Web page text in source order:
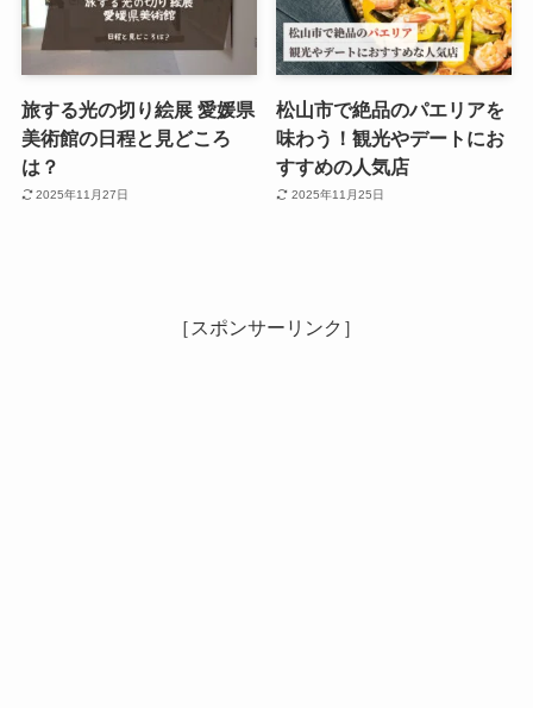
旅する光の切り絵展 愛媛県
美術館の日程と見どころ
は？
2025年11月27日
松山市で絶品のパエリアを
味わう！観光やデートにお
すすめの人気店
2025年11月25日
［スポンサーリンク］